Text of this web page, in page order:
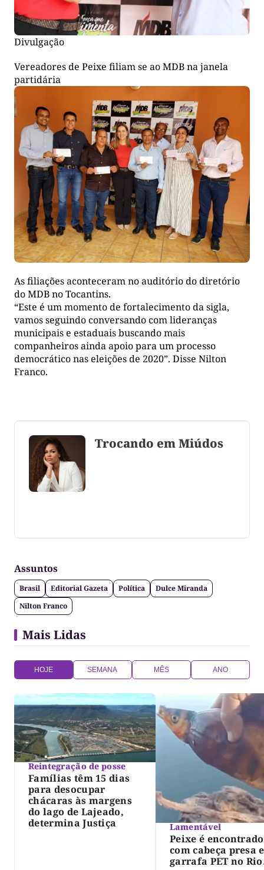
Divulgação
Vereadores de Peixe filiam se ao MDB na janela
partidária
As filiações aconteceram no auditório do diretório
do MDB no Tocantins.
“Este é um momento de fortalecimento da sigla,
vamos seguindo conversando com lideranças
municipais e estaduais buscando mais
companheiros ainda apoio para um processo
democrático nas eleições de 2020”. Disse Nilton
Franco.
Trocando em Miúdos
consultora de comunicação. CEO Editora-Chefe da
político e anti-fake!
Assuntos
Brasil Editorial Gazeta Política
Dulce Miranda
Nilton Franco
Mais Lidas
HOJE SEMANA MÊS ANO
Reintegração de posse
Famílias têm 15 dias
para desocupar
chácaras às margens
do lago de Lajeado,
determina Justiça
Lamentável
Peixe é encontrado
com cabeça presa
garrafa PET no Rio